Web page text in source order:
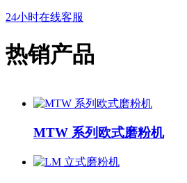
24小时在线客服
热销产品
MTW 系列欧式磨粉机